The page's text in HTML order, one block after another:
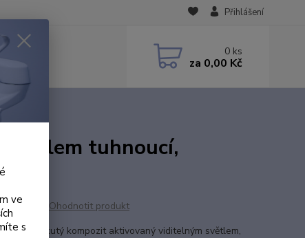
Přihlášení
0 ks
za 0,00 Kč
tuhnoucí,
Ohodnotit produkt
je tekutý kompozit aktivovaný viditelným světlem,
ve
s